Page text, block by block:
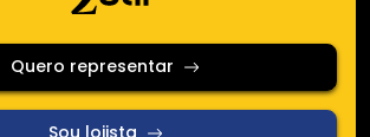
Quero representar